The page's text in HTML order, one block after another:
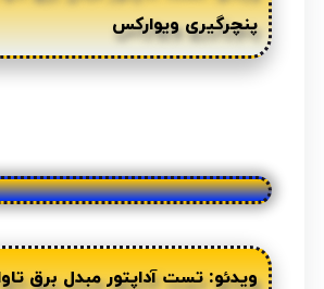
پنچرگیری ویوارکس
ویدئو: تست آداپتور مبدل برق